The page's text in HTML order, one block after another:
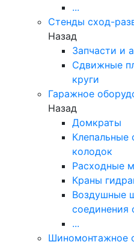
...
Стенды сход-
Назад
Запчасти и
Сдвижные
круги
Гаражное
Назад
Домкраты
Клепальные
колодок
Расходные
Краны
Воздушные
соединения
...
Шиномонтажное